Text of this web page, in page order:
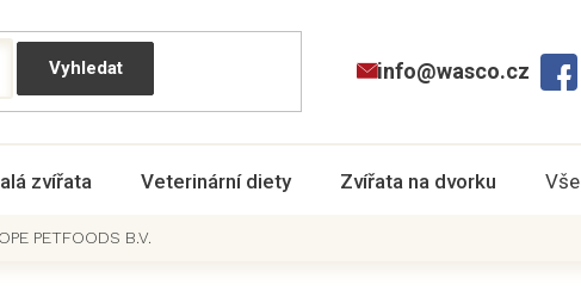
info@wasco.cz
zvířata Veterinární diety Zvířata na dvorku
PETFOODS B.V.